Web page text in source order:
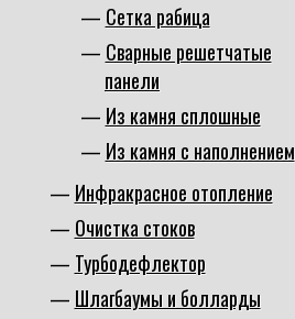
Сетка рабица
Cварные решетчатые
панели
Из камня сплошные
Из камня с наполнением
Инфракрасное отопление
Очистка стоков
Турбодефлектор
Шлагбаумы и болларды